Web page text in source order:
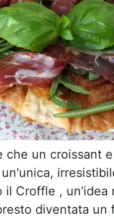
che un croissant
il Croffle , un’idea
diventata un